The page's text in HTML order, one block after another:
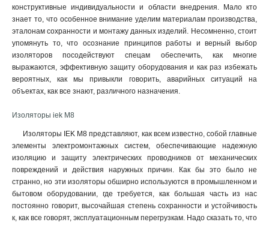
конструктивные индивидуальности и области внедрения. Мало кто
знает то, что особенное внимание уделим материалам производства,
эталонам сохранности и монтажу данных изделий. Несомненно, стоит
упомянуть то, что осознание принципов работы и верный выбор
изоляторов посодействуют спецам обеспечить, как многие
выражаются, эффективную защиту оборудования и как раз избежать
вероятных, как мы привыкли говорить, аварийных ситуаций на
объектах, как все знают, различного назначения.
Изоляторы iek М8
Изоляторы IEK М8 представляют, как всем известно, собой главные
элементы электромонтажных систем, обеспечивающие надежную
изоляцию и защиту электрических проводников от механических
повреждений и действия наружных причин. Как бы это было не
странно, но эти изоляторы обширно используются в промышленном и
бытовом оборудовании, где требуется, как большая часть из нас
постоянно говорит, высочайшая степень сохранности и устойчивость
к, как все говорят, эксплуатационным перегрузкам. Надо сказать то, что